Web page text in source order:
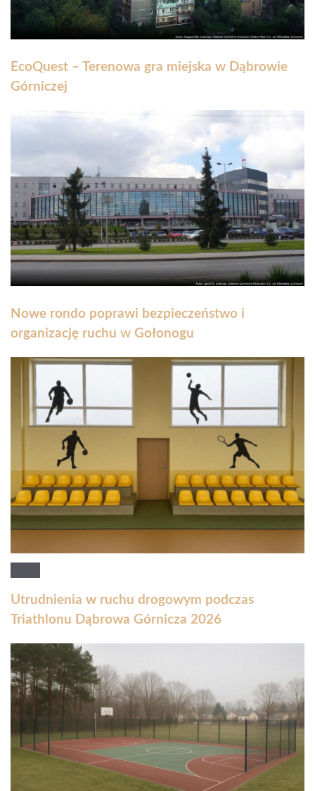
EcoQuest – Terenowa gra miejska w Dąbrowie
Górniczej
Nowe rondo poprawi bezpieczeństwo i
organizację ruchu w Gołonogu
Utrudnienia w ruchu drogowym podczas
Triathlonu Dąbrowa Górnicza 2026